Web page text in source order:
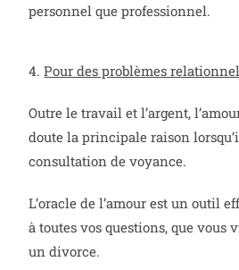
personnel que professionnel.
4.Pour des problèmes
Outre le travail et l’argent,
doute la principale raison
consultation de voyance.
L’oracle de l’amour est un outil
à toutes vos questions, que vous
un divorce.